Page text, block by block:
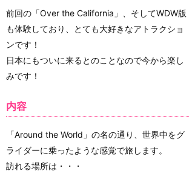
前回の「Over the California」、そしてWDW版
も体験しており、とても大好きなアトラクショ
ンです！
日本にもついに来るとのことなので今から楽し
みです！
内容
「Around the World」の名の通り、世界中をグ
ライダーに乗ったような感覚で旅します。
訪れる場所は・・・